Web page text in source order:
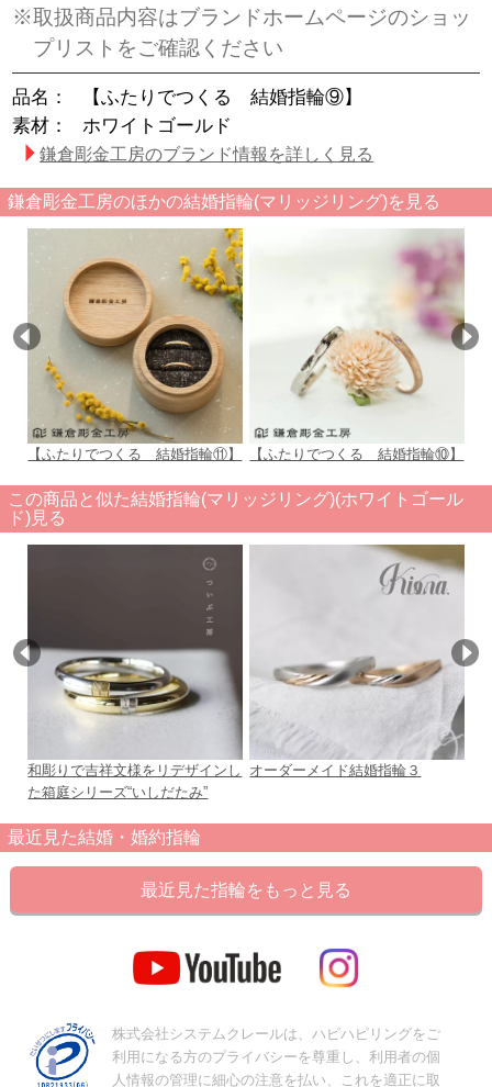
※取扱商品内容はブランドホームページのショッ
プリストをご確認ください
品名：
【ふたりでつくる 結婚指輪⑨】
素材：
ホワイトゴールド
鎌倉彫金工房のブランド情報を詳しく見る
鎌倉彫金工房のほかの結婚指輪(マリッジリング)を見る
【ふたりでつくる 結婚指輪⑪】 【ふたりでつくる 結婚指輪⑩】
この商品と似た結婚指輪(マリッジリング)(ホワイトゴール
ド)見る
和彫りで吉祥文様をリデザインし
た箱庭シリーズ“いしだたみ”
オーダーメイド結婚指輪３
最近見た結婚・婚約指輪
最近見た指輪をもっと見る
株式会社システムクレールは、ハピハピリングをご
利用になる方のプライバシーを尊重し、利用者の個
人情報の管理に細心の注意を払い、これを適正に取